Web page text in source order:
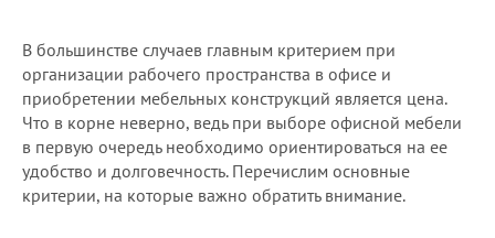
В большинстве случаев главным критерием при
организации рабочего пространства в офисе и
приобретении мебельных конструкций является цена.
Что в корне неверно, ведь при выборе офисной мебели
в первую очередь необходимо ориентироваться на ее
удобство и долговечность. Перечислим основные
критерии, на которые важно обратить внимание.